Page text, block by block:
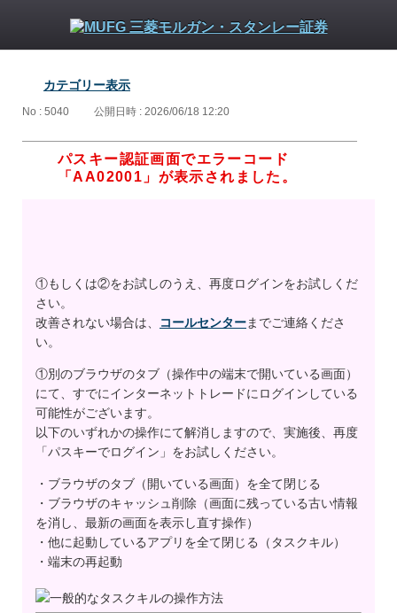
カテゴリー表示
No : 5040 公開日時 : 2026/06/18 12:20
パスキー認証画面でエラーコード
「AA02001」が表示されました。
①もしくは②をお試しのうえ、再度ログインをお試しくだ
さい。
改善されない場合は、
コールセンターまでご連絡くださ
い。
①別のブラウザのタブ（操作中の端末で開いている画面）
にて、すでにインターネットトレードにログインしている
可能性がございます。
以下のいずれかの操作にて解消しますので、実施後、再度
「パスキーでログイン」をお試しください。
・ブラウザのタブ（開いている画面）を全て閉じる
・ブラウザのキャッシュ削除（画面に残っている古い情報
を消し、最新の画面を表示し直す操作）
・他に起動しているアプリを全て閉じる（タスクキル）
・端末の再起動